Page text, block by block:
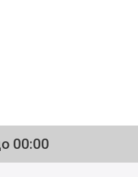
00:00